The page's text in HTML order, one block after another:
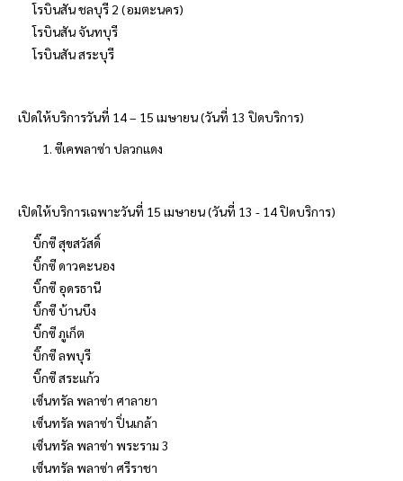
โรบินสัน ชลบุรี 2 (อมตะนคร)
โรบินสัน จันทบุรี
โรบินสัน สระบุรี
เปิดให้บริการวันที่ 14 – 15 เมษายน (วันที่ 13 ปิดบริการ)
1. ซีเคพลาซ่า ปลวกแดง
เปิดให้บริการเฉพาะวันที่ 15 เมษายน (วันที่ 13 - 14 ปิดบริการ)
บิ๊กซี สุขสวัสดิ์
บิ๊กซี ดาวคะนอง
บิ๊กซี อุดรธานี
บิ๊กซี บ้านบึง
บิ๊กซี ภูเก็ต
บิ๊กซี ลพบุรี
บิ๊กซี สระแก้ว
เซ็นทรัล พลาซ่า ศาลายา
เซ็นทรัล พลาซ่า ปิ่นเกล้า
เซ็นทรัล พลาซ่า พระราม 3
เซ็นทรัล พลาซ่า ศรีราชา